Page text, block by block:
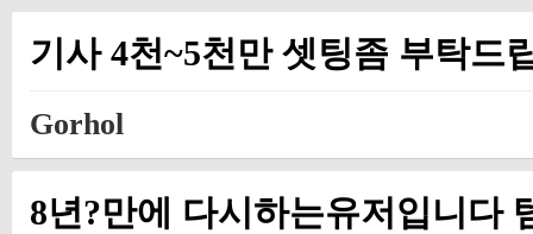
기사 4천~5천만 셋팅좀 부탁드
Gorhol
8년?만에 다시하는유저입니다